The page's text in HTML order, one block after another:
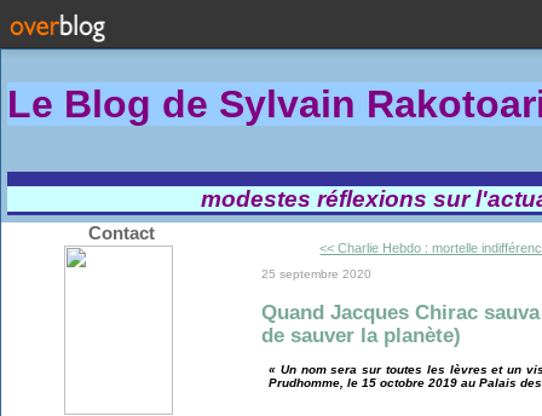
Le Blog de Sylvain Rakotoa
modestes réflexions sur
Contact
<< Charlie Hebdo : mortelle
25 septembre 2020
Quand Jacques Chirac
de sauver la planète)
« Un nom sera sur toutes les lèvres et un
Prudhomme, le 15 octobre 2019 au Palais